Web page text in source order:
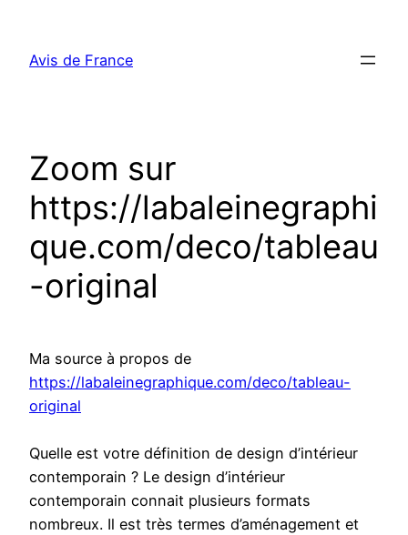
contenu
Avis de France
Zoom sur
https://labaleinegraphi
que.com/deco/tableau
-original
Ma source à propos de
https://labaleinegraphique.com/deco/tableau-
original
Quelle est votre définition de design d’intérieur
contemporain ? Le design d’intérieur
contemporain connait plusieurs formats
nombreux. Il est très termes d’aménagement et